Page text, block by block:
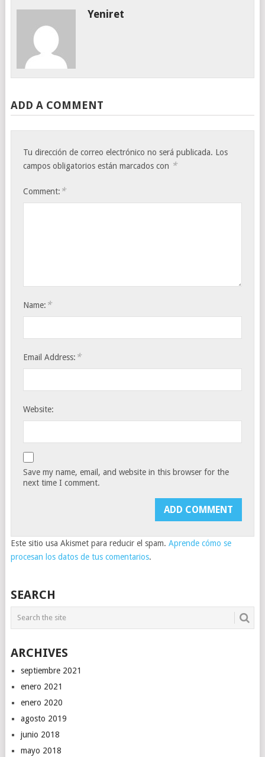
Yeniret
ADD A COMMENT
Tu dirección de correo electrónico no será publicada. Los
campos obligatorios están marcados con *
Comment: *
Name: *
Email Address: *
Website:
Save my name, email, and website in this browser for the
next time I comment.
Este sitio usa Akismet para reducir el spam. Aprende cómo se
procesan los datos de tus comentarios.
SEARCH
ARCHIVES
septiembre 2021
enero 2021
enero 2020
agosto 2019
junio 2018
mayo 2018